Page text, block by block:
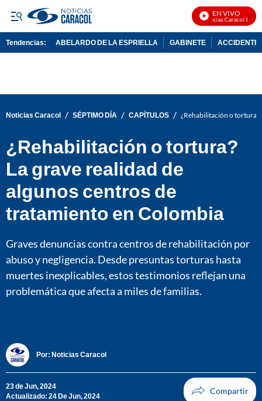
EN VIVO
Noticias Caracol En Vivo
Tendencias: ABELARDO DE LA ESPRIELLA GABINETE ACCIDENTE
Noticias Caracol / SÉPTIMO DÍA / CAPÍTULOS / ¿Rehabilitación o tortura?
¿Rehabilitación o tortura?
La grave realidad de
algunos centros de
tratamiento en Colombia
Graves denuncias contra centros de rehabilitación por
abuso y negligencia. Desde presuntas torturas hasta
muertes inexplicables, estos testimonios reflejan una
problemática que afecta a miles de familias.
Por: Noticias Caracol
23 de Jun, 2024
Actualizado: 24 De Jun, 2024